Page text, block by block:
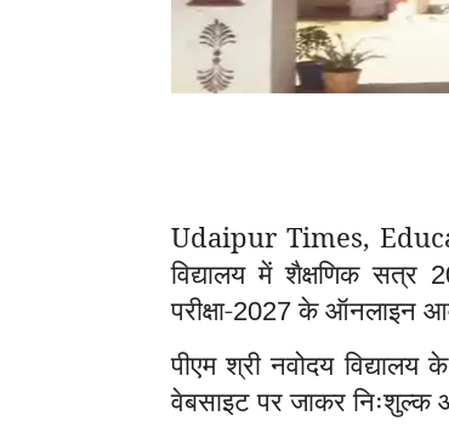
Udaipur Times,
विद्यालय में शैक्षणिक सत्र
परीक्षा-2027के ऑनलाइन
पीएम श्री नवोदय विद्यालय
वेबसाइट पर जाकर